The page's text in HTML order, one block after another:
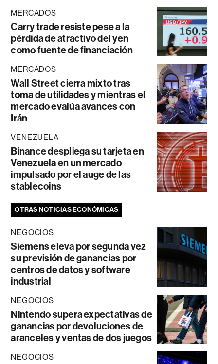
MERCADOS
Carry trade resiste pese a la
pérdida de atractivo del yen
como fuente de financiación
MERCADOS
Wall Street cierra mixto tras
toma de utilidades y mientras el
mercado evalúa avances con
Irán
VENEZUELA
Binance despliega su tarjeta en
Venezuela en un mercado
impulsado por el auge de las
stablecoins
OTRAS NOTICIAS ECONÓMICAS
NEGOCIOS
Siemens eleva por segunda vez
su previsión de ganancias por
centros de datos y software
industrial
NEGOCIOS
Nintendo supera expectativas de
ganancias por devoluciones de
aranceles y ventas de dos juegos
NEGOCIOS